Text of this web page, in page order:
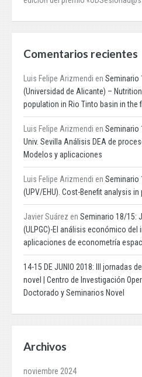
Comentarios recientes
Luis Felipe Arizmendi en Seminario
(Universidad de Alicante) –
population in Rio Tinto basin in the
Luis Felipe Arizmendi en Seminario
Univ. Sevilla Análisis DEA de
Modelos y aplicaciones
Luis Felipe Arizmendi en Seminario
(UPV/EHU). Cost-Benefit analysis
Javier Suárez en Seminario 18/15:
(ULPGC)-El análisis económico
aplicaciones de econometría
14-15 DE JUNIO 2018: III jornadas
novel | Centro de Investigación
Doctorado y Seminarios Novel
Archivos
noviembre 2024